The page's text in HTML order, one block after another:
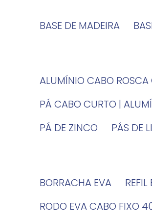
BASE DE MADEIRA
ALUMÍNIO CABO
PÁ CABO CURTO |
PÁ DE ZINCO
PÁS DE
BORRACHA EVA
RODO EVA CABO FIXO